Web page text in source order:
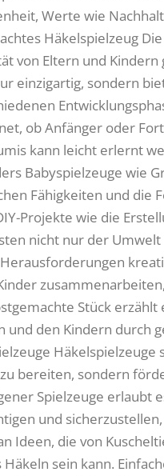
Werte wie
Häkelspielzeug
von Eltern und
einzigartig, sondern
ob Anfänger oder
kann leicht erlernt
Babyspielzeuge wie
Fähigkeiten und die
Projekte wie die
nicht nur der
Stück
und den Kindern durch
bereiten, sondern
Spielzeuge erlaubt
und
Ideen, die von
Häkeln sein kann.